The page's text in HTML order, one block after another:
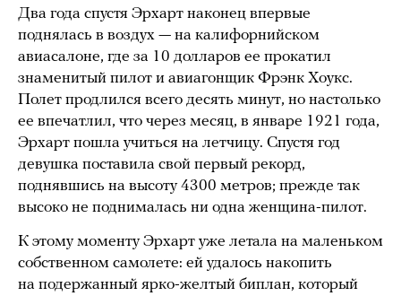
Два года спустя Эрхарт наконец впервые
поднялась в воздух — на калифорнийском
авиасалоне, где за 10 долларов ее прокатил
знаменитый пилот и авиагонщик Фрэнк Хоукс.
Полет продлился всего десять минут, но настолько
ее впечатлил, что через месяц, в январе 1921 года,
Эрхарт пошла учиться на летчицу. Спустя год
девушка поставила свой первый рекорд,
поднявшись на высоту 4300 метров; прежде так
высоко не поднималась ни одна женщина-пилот.
К этому моменту Эрхарт уже летала на маленьком
собственном самолете: ей удалось накопить
на подержанный ярко-желтый биплан, который